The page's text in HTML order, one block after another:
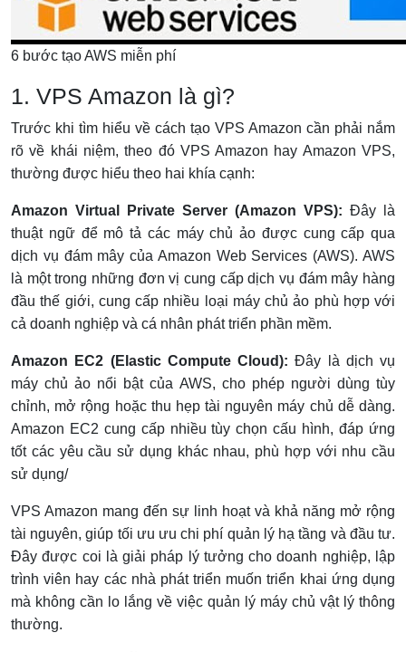
6 bước tạo AWS miễn phí
1. VPS Amazon là gì?
Trước khi tìm hiểu về cách tạo VPS Amazon cần phải nắm
rõ về khái niệm, theo đó VPS Amazon hay Amazon VPS,
thường được hiểu theo hai khía cạnh:
Amazon Virtual Private Server (Amazon VPS): Đây là
thuật ngữ để mô tả các máy chủ ảo được cung cấp qua
dịch vụ đám mây của Amazon Web Services (AWS). AWS
là một trong những đơn vị cung cấp dịch vụ đám mây hàng
đầu thế giới, cung cấp nhiều loại máy chủ ảo phù hợp với
cả doanh nghiệp và cá nhân phát triển phần mềm.
Amazon EC2 (Elastic Compute Cloud): Đây là dịch vụ
máy chủ ảo nổi bật của AWS, cho phép người dùng tùy
chỉnh, mở rộng hoặc thu hẹp tài nguyên máy chủ dễ dàng.
Amazon EC2 cung cấp nhiều tùy chọn cấu hình, đáp ứng
tốt các yêu cầu sử dụng khác nhau, phù hợp với nhu cầu
sử dụng/
VPS Amazon mang đến sự linh hoạt và khả năng mở rộng
tài nguyên, giúp tối ưu ưu chi phí quản lý hạ tầng và đầu tư.
Đây được coi là giải pháp lý tưởng cho doanh nghiệp, lập
trình viên hay các nhà phát triển muốn triển khai ứng dụng
mà không cần lo lắng về việc quản lý máy chủ vật lý thông
thường.